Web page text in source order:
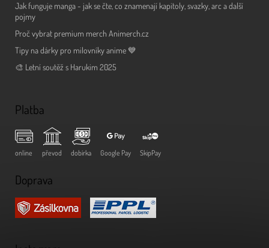
Jak funguje manga - jak se čte, co znamenají kapitoly, svazky, arc a další
pojmy
Proč vybrat premium merch Animerch.cz
Tipy na dárky pro milovníky anime 💙
🎨 Letní soutěž s Harukim 2025
Platba
online převod dobírka Google Pay SkipPay
Doprava